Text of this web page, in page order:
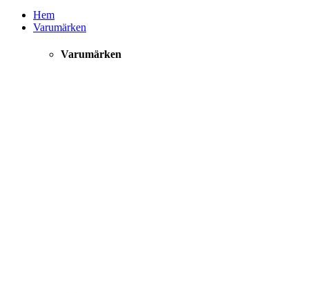
Hem
Varumärken
Varumärken